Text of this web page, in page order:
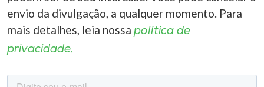
envio da divulgação, a qualquer momento. Para
mais detalhes, leia nossa política de
privacidade.